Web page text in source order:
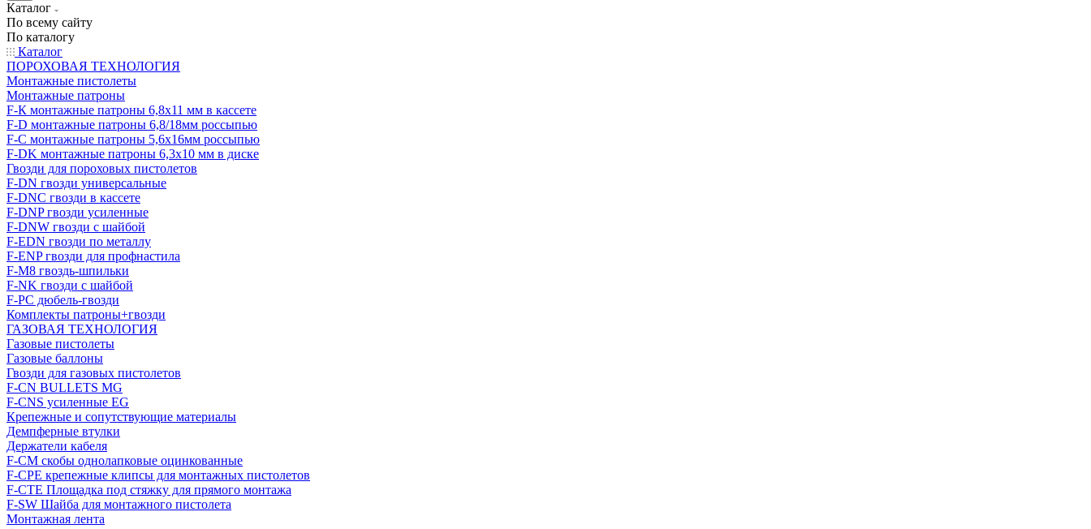
Каталог
По всему сайту
По каталогу
Каталог
ПОРОХОВАЯ ТЕХНОЛОГИЯ
Монтажные пистолеты
Монтажные патроны
F-К монтажные патроны 6,8х11 мм в кассете
F-D монтажные патроны 6,8/18мм россыпью
F-C монтажные патроны 5,6х16мм россыпью
F-DK монтажные патроны 6,3х10 мм в диске
Гвозди для пороховых пистолетов
F-DN гвозди универсальные
F-DNC гвозди в кассете
F-DNP гвозди усиленные
F-DNW гвозди с шайбой
F-EDN гвозди по металлу
F-ENP гвозди для профнастила
F-M8 гвоздь-шпильки
F-NK гвозди с шайбой
F-PC дюбель-гвозди
Комплекты патроны+гвозди
ГАЗОВАЯ ТЕХНОЛОГИЯ
Газовые пистолеты
Газовые баллоны
Гвозди для газовых пистолетов
F-CN BULLETS MG
F-CNS усиленные EG
Крепежные и сопутствующие материалы
Демпферные втулки
Держатели кабеля
F-CM скобы однолапковые оцинкованные
F-CPE крепежные клипсы для монтажных пистолетов
F-CTE Площадка под стяжку для прямого монтажа
F-SW Шайба для монтажного пистолета
Монтажная лента